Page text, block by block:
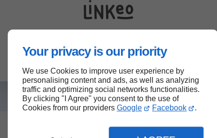
Your privacy is our priority
We use Cookies to improve user experience by
personalising content and ads, as well as analyzing
traffic and optimizing social networks functionalities.
By clicking "I Agree" you consent to the use of
Cookies from our providers Google Facebook .